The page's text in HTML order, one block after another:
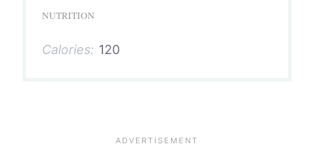
NUTRITION
Calories: 120